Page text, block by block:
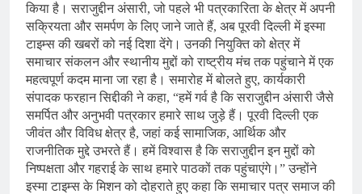
किया है। सराजुद्दीन अंसारी, जो पहले भी पत्रकारिता के क्षेत्र में अपनी
सक्रियता और समर्पण के लिए जाने जाते हैं, अब पूरवी दिल्ली में इस्मा
टाइम्स की खबरों को नई दिशा देंगे। उनकी नियुक्ति को क्षेत्र में
समाचार संकलन और स्थानीय मुद्दों को राष्ट्रीय मंच तक पहुंचाने में एक
महत्वपूर्ण कदम माना जा रहा है। समारोह में बोलते हुए, कार्यकारी
संपादक फरहान सिद्दीकी ने कहा, “हमें गर्व है कि सराजुद्दीन अंसारी जैसे
समर्पित और अनुभवी पत्रकार हमारे साथ जुड़े हैं। पूरवी दिल्ली एक
जीवंत और विविध क्षेत्र है, जहां कई सामाजिक, आर्थिक और
राजनीतिक मुद्दे उभरते हैं। हमें विश्वास है कि सराजुद्दीन इन मुद्दों को
निष्पक्षता और गहराई के साथ हमारे पाठकों तक पहुंचाएंगे।” उन्होंने
इस्मा टाइम्स के मिशन को दोहराते हुए कहा कि समाचार पत्र समाज की